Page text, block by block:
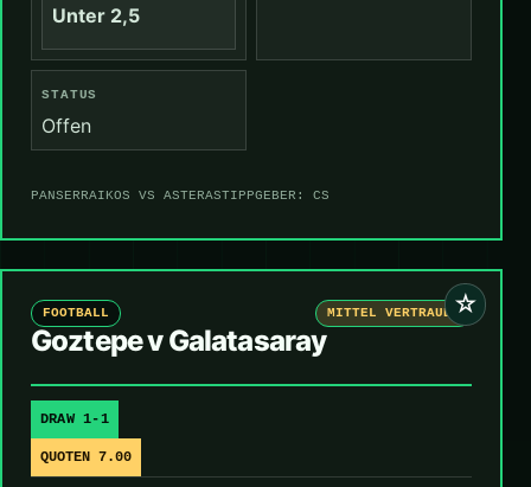
Unter 2,5
STATUS
Offen
PANSERRAIKOS VS ASTERASTIPPGEBER: CS
☆
FOOTBALL MITTEL VERTRAUEN
Goztepe v Galatasaray
DRAW 1-1
QUOTEN 7.00